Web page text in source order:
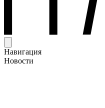
Навигация
Новости